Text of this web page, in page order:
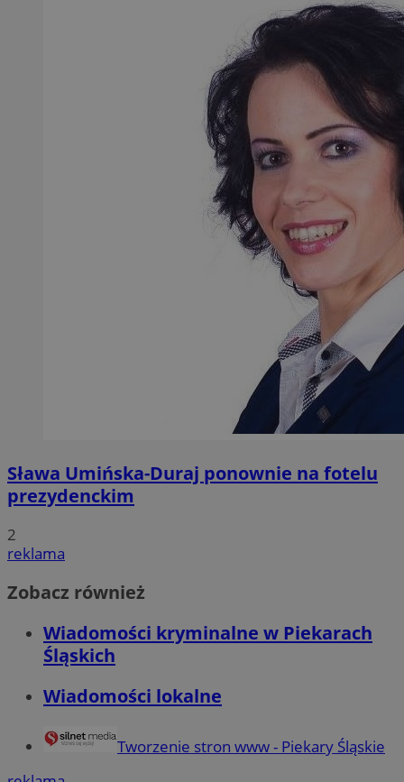
Sława Umińska-Duraj ponownie na fotelu
prezydenckim
2
reklama
Zobacz również
Wiadomości kryminalne w Piekarach
Śląskich
Wiadomości lokalne
Tworzenie stron www - Piekary Śląskie